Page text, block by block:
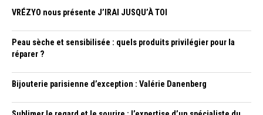
VRÉZYO nous présente J’IRAI JUSQU’À TOI
Peau sèche et sensibilisée : quels produits privilégier pour la
réparer ?
Bijouterie parisienne d’exception : Valérie Danenberg